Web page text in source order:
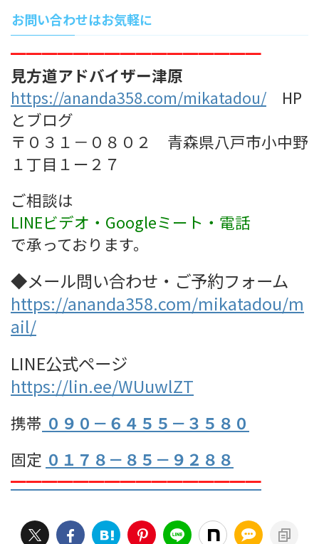
お問い合わせはお気軽に
━━━━━━━━━━━━━━━━
見方道アドバイザー津原
https://ananda358.com/mikatadou/ HP
とブログ
〒０３１－０８０２ 青森県八戸市小中野
１丁目１ー２７
ご相談は
LINEビデオ・ Googleミート・ 電話
で承っております。
◆メール問い合わせ・ご予約フォーム
https://ananda358.com/mikatadou/m
ail/
LINE公式ページ
https://lin.ee/WUuwlZT
携帯 ０９０－６４５５－３５８０
固定 ０１７８－８５－９２８８
━━━━━━━━━━━━━━━━